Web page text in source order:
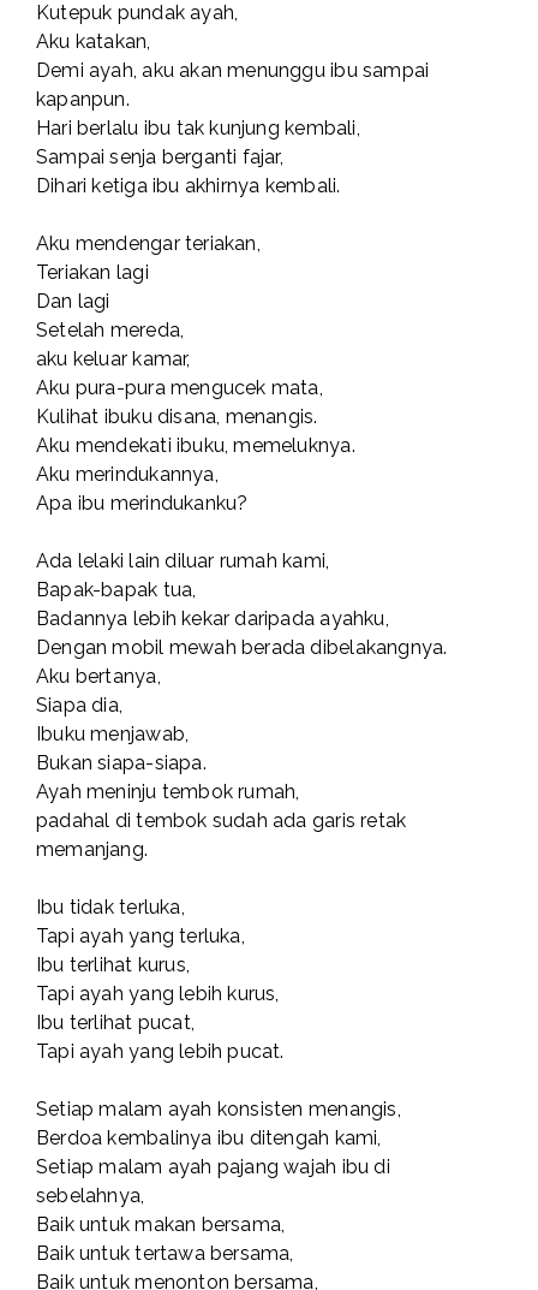
Kutepuk pundak ayah,
Aku katakan,
Demi ayah, aku akan menunggu ibu sampai
kapanpun.
Hari berlalu ibu tak kunjung kembali,
Sampai senja berganti fajar,
Dihari ketiga ibu akhirnya kembali.
Aku mendengar teriakan,
Teriakan lagi
Dan lagi
Setelah mereda,
aku keluar kamar,
Aku pura-pura mengucek mata,
Kulihat ibuku disana, menangis.
Aku mendekati ibuku, memeluknya.
Aku merindukannya,
Apa ibu merindukanku?
Ada lelaki lain diluar rumah kami,
Bapak-bapak tua,
Badannya lebih kekar daripada ayahku,
Dengan mobil mewah berada dibelakangnya.
Aku bertanya,
Siapa dia,
Ibuku menjawab,
Bukan siapa-siapa.
Ayah meninju tembok rumah,
padahal di tembok sudah ada garis retak
memanjang.
Ibu tidak terluka,
Tapi ayah yang terluka,
Ibu terlihat kurus,
Tapi ayah yang lebih kurus,
Ibu terlihat pucat,
Tapi ayah yang lebih pucat.
Setiap malam ayah konsisten menangis,
Berdoa kembalinya ibu ditengah kami,
Setiap malam ayah pajang wajah ibu di
sebelahnya,
Baik untuk makan bersama,
Baik untuk tertawa bersama,
Baik untuk menonton bersama,